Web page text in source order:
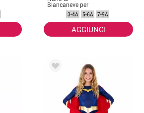
Biancaneve per
bambino3-4A 5-6A 7-9A
AGGIUNGI